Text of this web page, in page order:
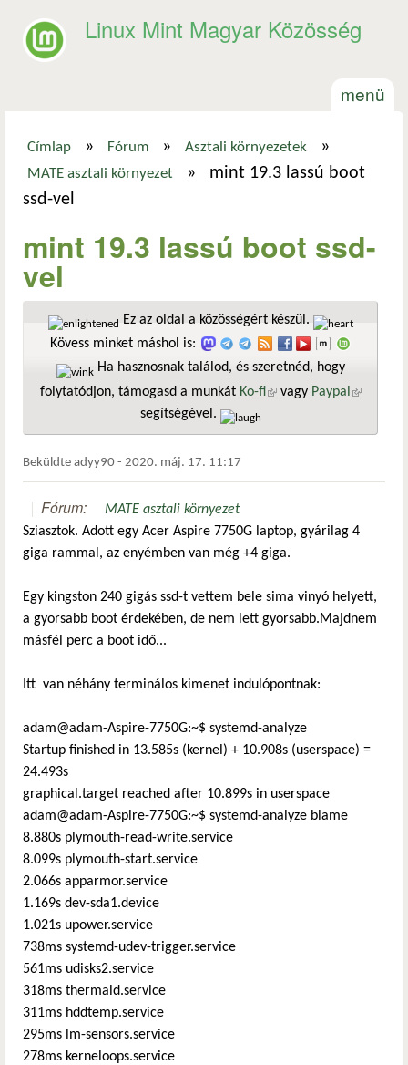
Linux Mint Magyar Közösség
menü
Jelenlegi hely
Címlap » Fórum » Asztali környezetek »
MATE asztali környezet »
mint 19.3 lassú boot
ssd-vel
mint 19.3 lassú boot ssd-
vel
Ez az oldal a közösségért készül.
Kövess minket máshol is:
Ha hasznosnak találod, és szeretnéd, hogy
folytatódjon, támogasd a munkát Ko-fi(külső hivatkozás)
vagy Paypal
segítségével.
Beküldte adyy90 - 2020. máj. 17. 11:17
Fórum:
MATE asztali környezet
Sziasztok. Adott egy Acer Aspire 7750G laptop, gyárilag 4
giga rammal, az enyémben van még +4 giga.
Egy kingston 240 gigás ssd-t vettem bele sima vinyó helyett,
a gyorsabb boot érdekében, de nem lett gyorsabb.Majdnem
másfél perc a boot idő...
Itt van néhány terminálos kimenet indulópontnak:
adam@adam-Aspire-7750G:~$ systemd-analyze
Startup finished in 13.585s (kernel) + 10.908s (userspace) =
24.493s
graphical.target reached after 10.899s in userspace
adam@adam-Aspire-7750G:~$ systemd-analyze blame
8.880s plymouth-read-write.service
8.099s plymouth-start.service
2.066s apparmor.service
1.169s dev-sda1.device
1.021s upower.service
738ms systemd-udev-trigger.service
561ms udisks2.service
318ms thermald.service
311ms hddtemp.service
295ms lm-sensors.service
278ms kerneloops.service